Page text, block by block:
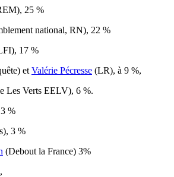
25 %
national, RN), 22 %
17 %
et Valérie Pécresse (LR), à 9 %,
Les Verts EELV), 6 %.
%
3 %
(Debout la France) 3%